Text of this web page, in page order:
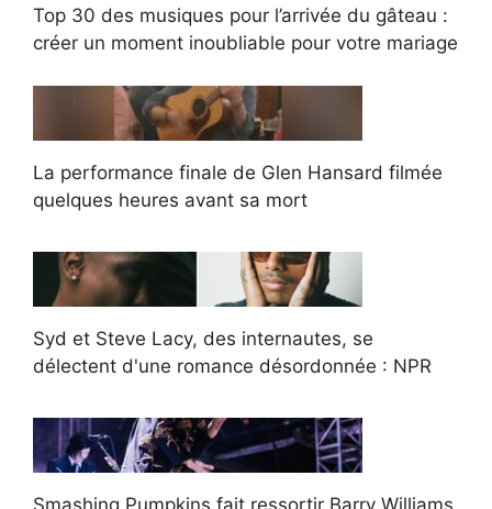
Top 30 des musiques pour l’arrivée du gâteau :
créer un moment inoubliable pour votre mariage
La performance finale de Glen Hansard filmée
quelques heures avant sa mort
Syd et Steve Lacy, des internautes, se
délectent d'une romance désordonnée : NPR
Smashing Pumpkins fait ressortir Barry Williams